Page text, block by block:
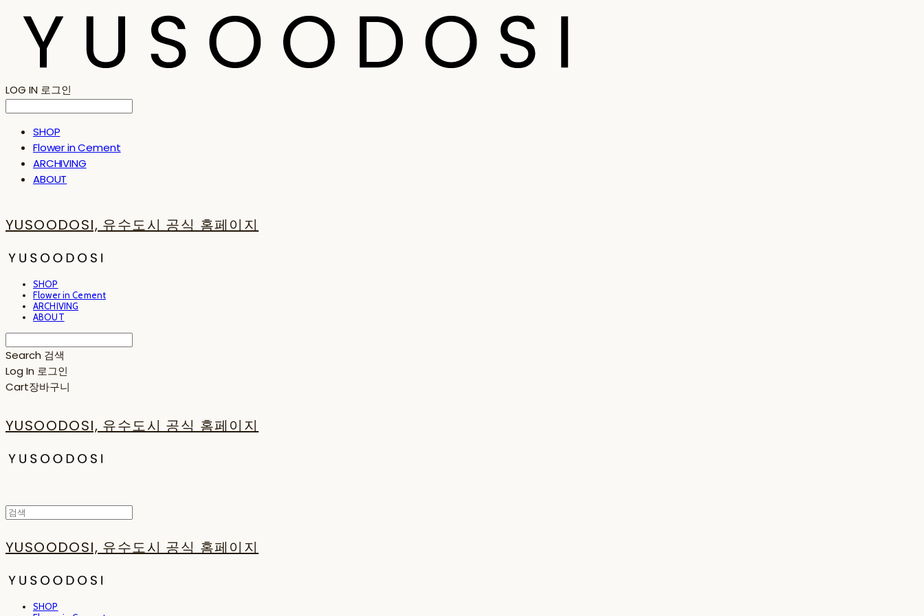
LOG IN 로그인
SHOP
Flower in Cement
ARCHIVING
ABOUT
YUSOODOSI, 유수도시 공식 홈페이지
SHOP
Flower in Cement
ARCHIVING
ABOUT
Search 검색
Log In 로그인
Cart장바구니
YUSOODOSI, 유수도시 공식 홈페이지
YUSOODOSI, 유수도시 공식 홈페이지
SHOP